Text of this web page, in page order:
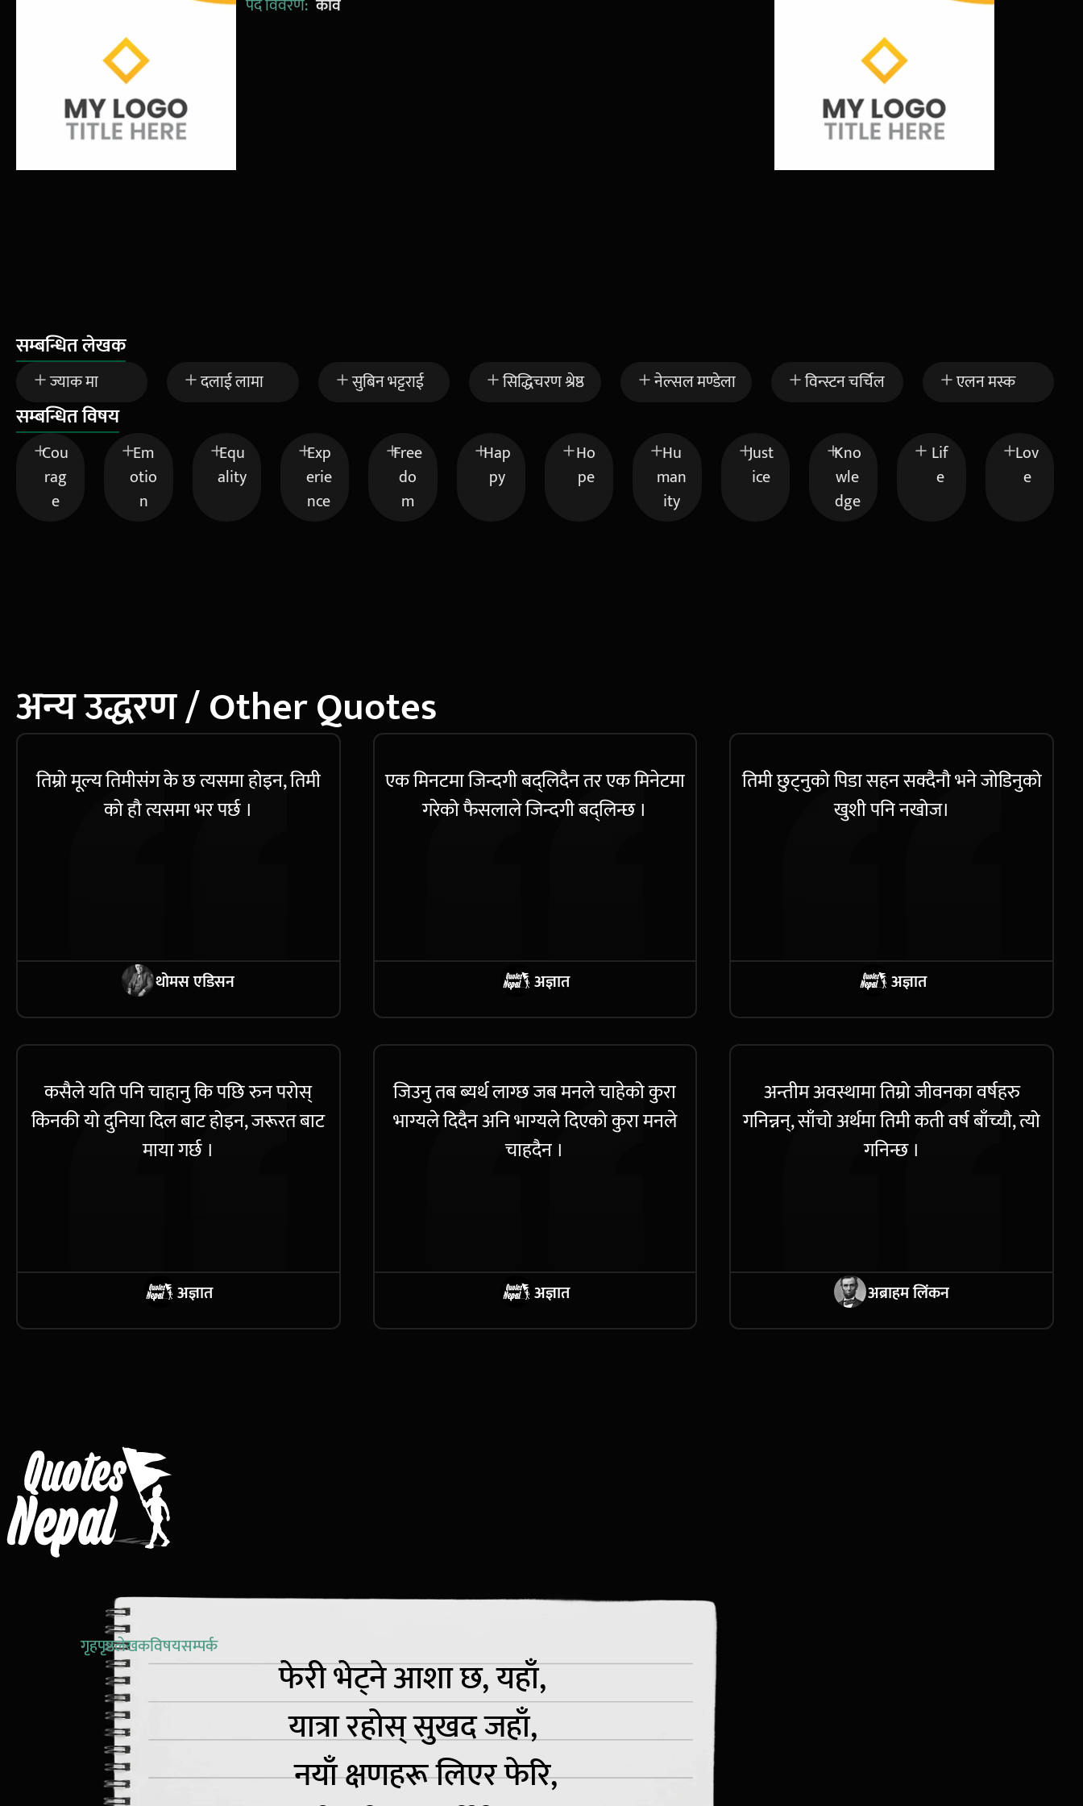
पद विवरण: कवि
सम्बन्धित लेखक
ज्याक मा दलाई लामा सुबिन भट्टराई सिद्धिचरण श्रेष्ठ नेल्सल मण्डेला विन्स्टन चर्चिल एलन मस्क
सम्बन्धित विषय
Cou
rag
e
Em
otio
n
Equ
ality
Exp
erie
nce
Free
do
m
Hap
py
Ho
pe
Hu
man
ity
Just
ice
Kno
wle
dge
Lif
e
Lov
e
अन्य उद्धरण / Other Quotes
तिम्रो मूल्य तिमीसंग के छ त्यसमा होइन, तिमी
को हौ त्यसमा भर पर्छ ।
थोमस एडिसन
एक मिनटमा जिन्दगी बद्लिदैन तर एक मिनेटमा
गरेको फैसलाले जिन्दगी बद्लिन्छ ।
अज्ञात
तिमी छुट्नुको पिडा सहन सक्दैनौ भने जोडिनुको
खुशी पनि नखोज।
अज्ञात
कसैले यति पनि चाहानु कि पछि रुन परोस्
किनकी यो दुनिया दिल बाट होइन, जरूरत बाट
माया गर्छ ।
अज्ञात
जिउनु तब ब्यर्थ लाग्छ जब मनले चाहेको कुरा
भाग्यले दिदैन अनि भाग्यले दिएको कुरा मनले
चाहदैन ।
अज्ञात
अन्तीम अवस्थामा तिम्रो जीवनका वर्षहरु
गनिन्नन्, साँचो अर्थमा तिमी कती वर्ष बाँच्यौ, त्यो
गनिन्छ ।
अब्राहम लिंकन
गृहपृष्ठलेखकविषयसम्पर्क
फेरी भेट्ने आशा छ, यहाँ,
यात्रा रहोस् सुखद जहाँ,
नयाँ क्षणहरू लिएर फेरि,